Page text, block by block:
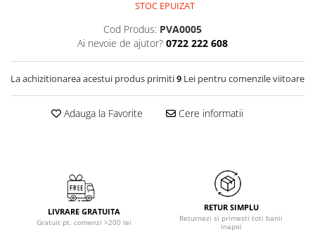
STOC EPUIZAT
Cod Produs: PVA0005
Ai nevoie de ajutor? 0722 222 608
La achizitionarea acestui produs primiti9 Lei pentru comenzile viitoare
Adauga la Favorite Cere informatii
LIVRARE GRATUITA
Gratuit pt. comenzi >200 lei
RETUR SIMPLU
Returnezi si primesti toti banii
inapoi